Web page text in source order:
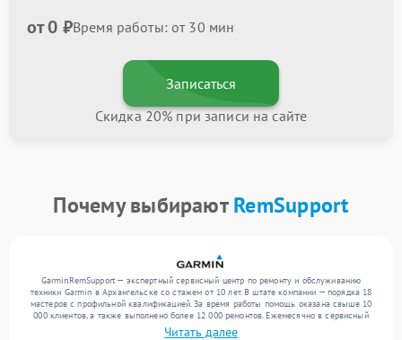
от 0 ₽Время работы: от 30 мин
Записаться
Скидка 20% при записи на сайте
Почему выбираютRemSupport
GarminRemSupport — экспертный сервисный центр по ремонту и обслуживанию
техники Garmin в Архангельске со стажем от 10 лет. В штате компании — порядка 18
мастеров с профильной квалификацией. За время работы помощь оказана свыше 10
000 клиентов, а также выполнено более 12 000 ремонтов. Ежемесячно в сервисный
центр поступает свыше 300 единиц техники, включая , , . Мы выполняем ремонт
Читать далее